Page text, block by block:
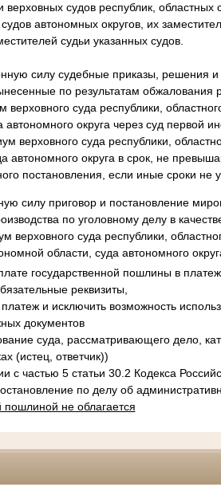
судов республик, областных
автономных округов, их
судьи указанных судов.
силу судебные приказы, решения
по результатам обжалования
суда республики,
округа через суд первой
верховного суда республики,
автономного округа в срок, не
постановления, если иные сроки
силу приговор и постановление
по уголовному делу в
верховного суда республики,
области, суда автономного
государственной пошлины в
реквизиты,
и исключить возможность
документов
суда, рассматривающего дело,
(истец, ответчик))
с частью 5 статьи 30.2 Кодекса
по делу об
пошлиной не облагается